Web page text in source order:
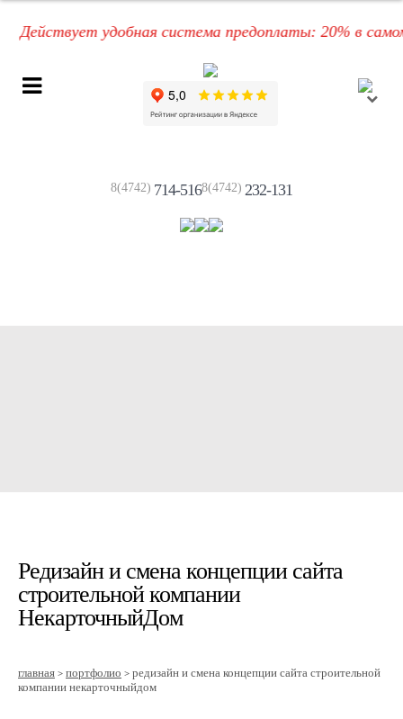
удобная система предоплаты: 20% в самом
8(4742) 714-5168(4742) 232-131
Редизайн и смена концепции сайта
строительной компании
НекарточныйДом
главная > портфолио > редизайн и смена концепции сайта строительной
компании некарточныйдом